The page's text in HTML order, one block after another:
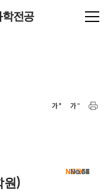
전공
원)
NOTICE
NOTICE
NOTICE
NOTICE
65
64
63
62
61
60
59
58
57
56
55
54
53
52
51
50
49
48
47
46